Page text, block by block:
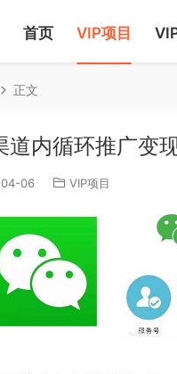
首页 VIP项目
正文
道内循环推广变
06 VIP项目